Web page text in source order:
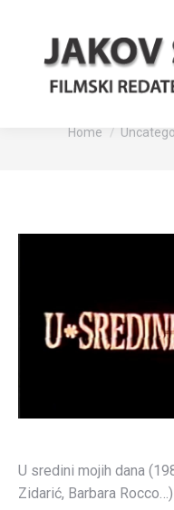
U
You are here:
Home
U sredini mojih dana
Zidarić, Barbara Rocco…)